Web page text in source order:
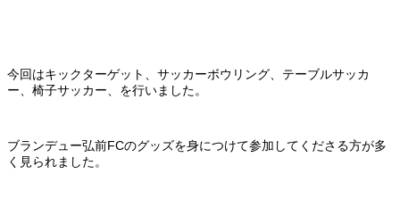
今回はキックターゲット、サッカーボウリング、テーブルサッカ
ー、椅子サッカー、を行いました。
ブランデュー弘前FCのグッズを身につけて参加してくださる方が多
く見られました。